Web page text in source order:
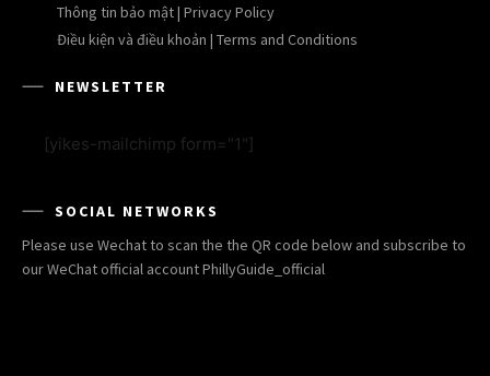
Thông tin bảo mật | Privacy Policy
Điều kiện và điều khoản | Terms and Conditions
NEWSLETTER
[yikes-mailchimp form="1"]
SOCIAL NETWORKS
Please use Wechat to scan the the QR code below and subscribe to
our WeChat official account PhillyGuide_official